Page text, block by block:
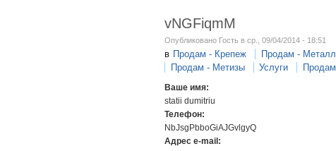
vNGFiqmM
Опубликовано Гость в ср., 09/04/2014 - 18:51
в Продам - Крепеж Продам - Металл
Продам - Метизы
Услуги
Ваше имя:
statii dumitriu
Телефон:
NbJsgPbboGiAJGvlgyQ
Адрес e-mail: